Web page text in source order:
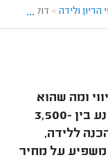
הריון ולידה > דולה מחיר
...
ומה שהוא
כולל. מחיר דולה לליווי הריון ולידה נע בין 3,500-
ללידה,
1,000-2,000 ₪. מה משפיע על מחיר